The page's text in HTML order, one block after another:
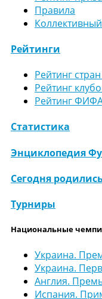
Правила
Рейтинги
Рейтинг
Рейтинг
Рейтинг
Статистика
Энциклопедия
Сегодня
Турниры
Национальные
Украина.
Украина.
Англия.
Испания.